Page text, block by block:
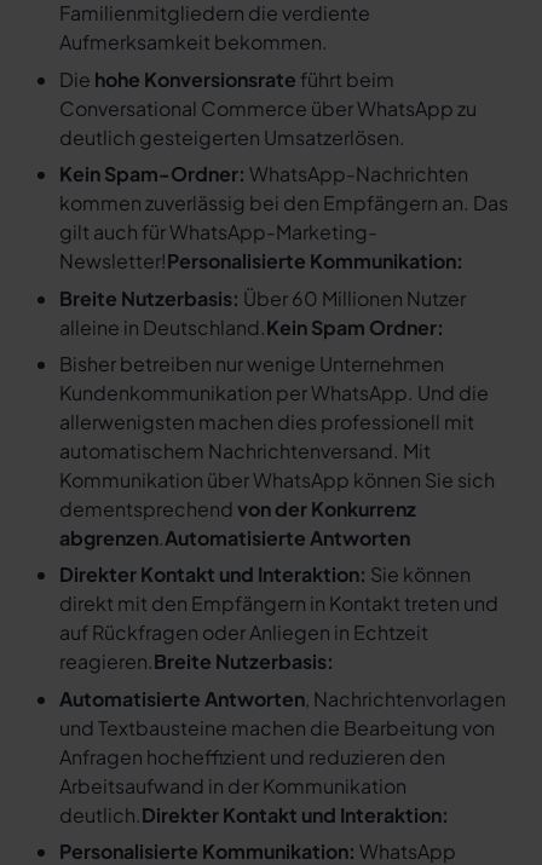
Familienmitgliedern die verdiente
Aufmerksamkeit bekommen.
Die hohe Konversionsrate führt beim
Conversational Commerce über WhatsApp zu
deutlich gesteigerten Umsatzerlösen.
Kein Spam-Ordner: WhatsApp-Nachrichten
kommen zuverlässig bei den Empfängern an. Das
gilt auch für WhatsApp-Marketing-
Newsletter!Personalisierte Kommunikation:
Breite Nutzerbasis: Über 60 Millionen Nutzer
alleine in Deutschland.Kein Spam Ordner:
Bisher betreiben nur wenige Unternehmen
Kundenkommunikation per WhatsApp. Und die
allerwenigsten machen dies professionell mit
automatischem Nachrichtenversand. Mit
Kommunikation über WhatsApp können Sie sich
dementsprechendvon der Konkurrenz
abgrenzen.Automatisierte Antworten
Direkter Kontakt und Interaktion: Sie können
direkt mit den Empfängern in Kontakt treten und
auf Rückfragen oder Anliegen in Echtzeit
reagieren.Breite Nutzerbasis:
Automatisierte Antworten, Nachrichtenvorlagen
und Textbausteine machen die Bearbeitung von
Anfragen hocheffizient und reduzieren den
Arbeitsaufwand in der Kommunikation
deutlich.Direkter Kontakt und Interaktion:
Personalisierte Kommunikation: WhatsApp